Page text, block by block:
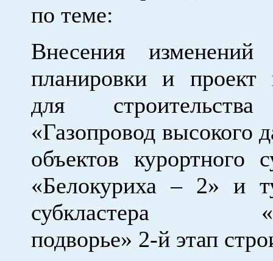
по теме:
Внесения
планировки и проект
для
«Газопровод высокого
объектов курортного
«Белокуриха – 2» и
субкластера
подворье» 2-й этап